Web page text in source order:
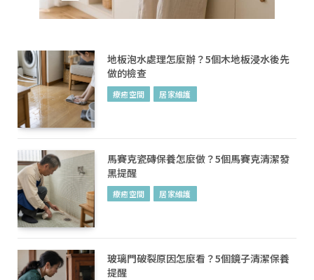
地板泡水處理怎麼辦？5個木地板浸水後先
做的檢查
療癒空間 居家維護
馬賽克瓷磚保養怎麼做？5個馬賽克清潔發
黑提醒
療癒空間 居家維護
玻璃門破裂原因怎麼看？5個鏡子清潔保養
提醒